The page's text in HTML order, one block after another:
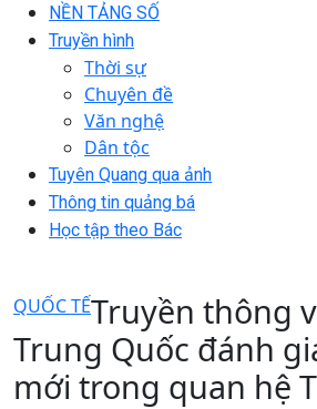
NỀN TẢNG SỐ
Truyền hình
Thời sự
Chuyên đề
Văn nghệ
Dân tộc
Tuyên Quang qua ảnh
Thông tin quảng bá
Học tập theo Bác
QUỐC TẾTruyền thông
Trung Quốc đánh
mới trong quan hệ